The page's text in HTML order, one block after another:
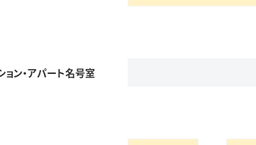
ョン・アパート名号室